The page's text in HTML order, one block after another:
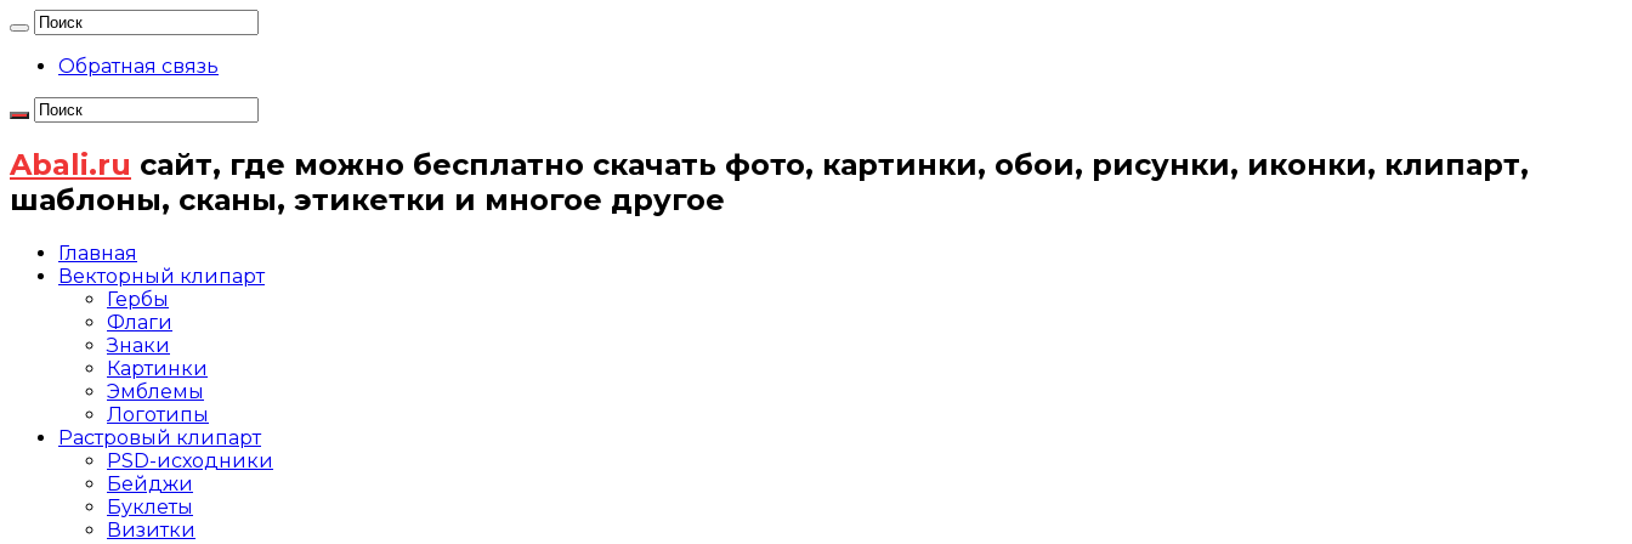
Обратная связь
Abali.ru сайт, где можно бесплатно скачать фото, картинки, обои, рисунки, иконки, клипарт,
шаблоны, сканы, этикетки и многое другое
Главная
Векторный клипарт
Гербы
Флаги
Знаки
Картинки
Эмблемы
Логотипы
Растровый клипарт
PSD-исходники
Бейджи
Буклеты
Визитки